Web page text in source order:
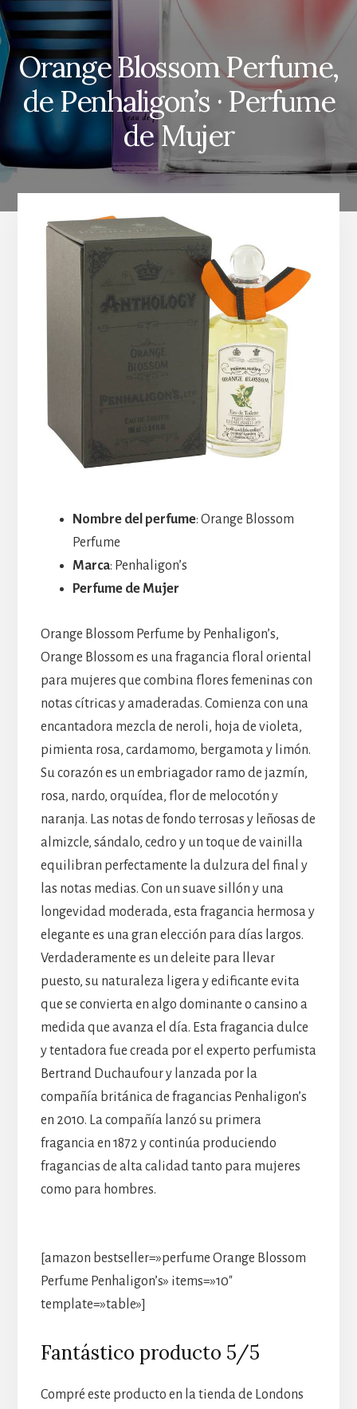
Orange Blossom Perfume,
de Penhaligon’s · Perfume
de Mujer
Nombre del perfume: Orange Blossom
Perfume
Marca: Penhaligon’s
Perfume de Mujer
Orange Blossom Perfume by Penhaligon’s,
Orange Blossom es una fragancia floral oriental
para mujeres que combina flores femeninas con
notas cítricas y amaderadas. Comienza con una
encantadora mezcla de neroli, hoja de violeta,
pimienta rosa, cardamomo, bergamota y limón.
Su corazón es un embriagador ramo de jazmín,
rosa, nardo, orquídea, flor de melocotón y
naranja. Las notas de fondo terrosas y leñosas de
almizcle, sándalo, cedro y un toque de vainilla
equilibran perfectamente la dulzura del final y
las notas medias. Con un suave sillón y una
longevidad moderada, esta fragancia hermosa y
elegante es una gran elección para días largos.
Verdaderamente es un deleite para llevar
puesto, su naturaleza ligera y edificante evita
que se convierta en algo dominante o cansino a
medida que avanza el día. Esta fragancia dulce
y tentadora fue creada por el experto perfumista
Bertrand Duchaufour y lanzada por la
compañía británica de fragancias Penhaligon’s
en 2010. La compañía lanzó su primera
fragancia en 1872 y continúa produciendo
fragancias de alta calidad tanto para mujeres
como para hombres.
[amazon bestseller=»perfume Orange Blossom
Perfume Penhaligon’s» items=»10″
template=»table»]
Fantástico producto 5/5
Compré este producto en la tienda de Londons